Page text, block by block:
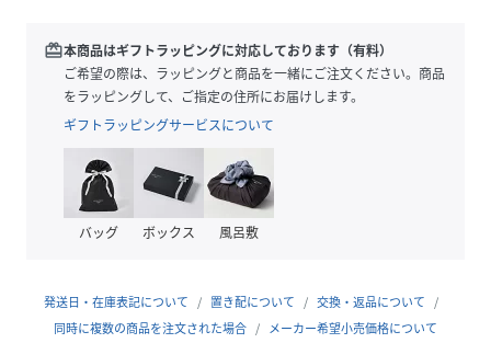
アウトソールはラバーソールを採用。ラバーソールは、滑り
づらく耐摩耗性に優れている。
【AVIREX/アヴィレックス】
1975年にアメリカ空軍のコントラクターとして創業し、フラ
イトジャケットを供給した事でその認知度を飛躍的に高めた
AVIREXは、1985年、デザインへの不屈の精神でスポーツカ
ジュアルにも進出した。
独創的なグラフィックデザインがHIPHOPシーンを中心とし
た人気アーティストやスポーツ選手に好んで着用され、米国
redeem本商品はギフトラッピングに対応しております（有料）
ご希望の際は、ラッピングと商品を一緒にご注文ください。商品
をラッピングして、ご指定の住所にお届けします。
ギフトラッピングサービスについて
バッグ ボックス 風呂敷
発送日・在庫表記について 置き配について
交換・返品について
同時に複数の商品を注文された場合
メーカー希望小売価格について